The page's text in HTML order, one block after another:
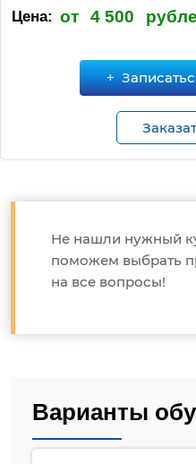
Цена: от 4 500
Не нашли нужный
поможем выбрать
на все вопросы!
Варианты